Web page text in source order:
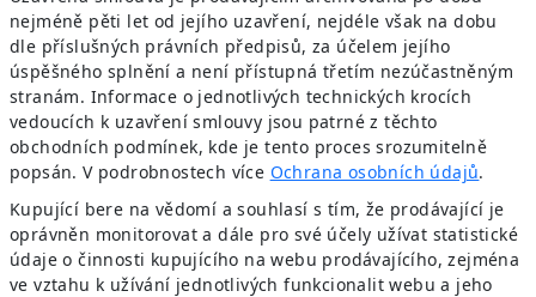
nejméně pěti let od jejího uzavření, nejdéle však na dobu
dle příslušných právních předpisů, za účelem jejího
úspěšného splnění a není přístupná třetím nezúčastněným
stranám. Informace o jednotlivých technických krocích
vedoucích k uzavření smlouvy jsou patrné z těchto
obchodních podmínek, kde je tento proces srozumitelně
popsán. V podrobnostech více Ochrana osobních údajů.
Kupující bere na vědomí a souhlasí s tím, že prodávající je
oprávněn monitorovat a dále pro své účely užívat statistické
údaje o činnosti kupujícího na webu prodávajícího, zejména
ve vztahu k užívání jednotlivých funkcionalit webu a jeho